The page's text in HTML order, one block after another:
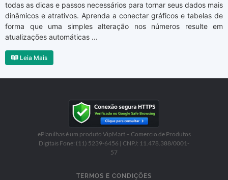
todas as dicas e passos necessários para tornar seus dados mais
dinâmicos e atrativos. Aprenda a conectar gráficos e tabelas de
forma que uma simples alteração nos números resulte em
atualizações automáticas ...
Leia Mais
ePlanilhas é um produto VipMart – Comercio de Produtos
Digitais Fone: (11) 5239-6456 | CNPJ: 11.478.388/0001-
57
TERMOS E CONDIÇÕES